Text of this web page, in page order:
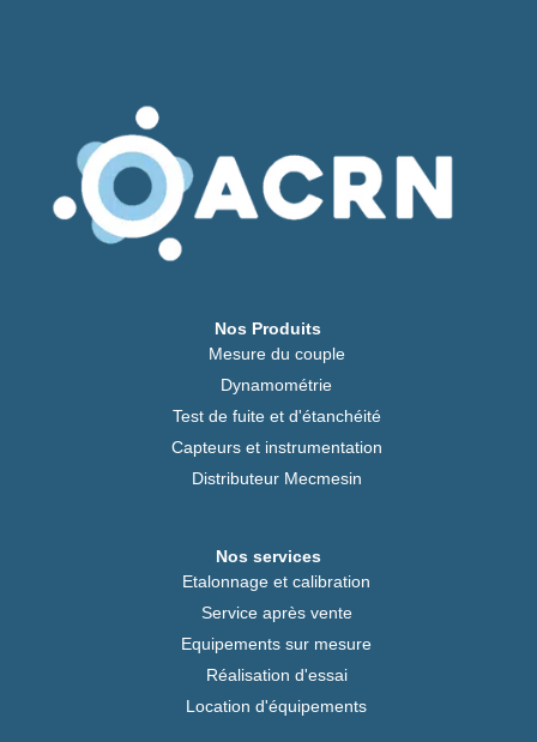
Nos Produits
Mesure du couple
Dynamométrie
Test de fuite et d'étanchéité
Capteurs et instrumentation
Distributeur Mecmesin
Nos services
Etalonnage et calibration
Service après vente
Equipements sur mesure
Réalisation d'essai
Location d'équipements